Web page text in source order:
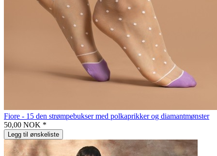
Fiore - 15 den strømpebukser med polkaprikker og diamantmønster
50,00 NOK *
Legg til ønskeliste